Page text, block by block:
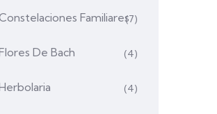
Familiares(7)
De Bach (4)
(4)